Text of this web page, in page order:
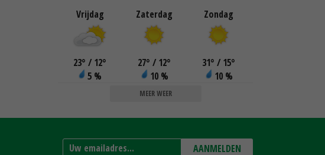
Vrijdag
23° / 12°
5 %
Zaterdag
27° / 12°
10 %
Zondag
31° / 15°
10 %
MEER WEER
AANMELDEN